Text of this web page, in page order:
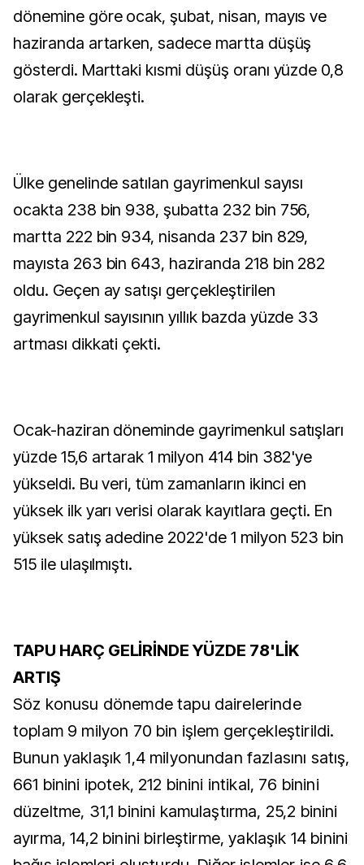
dönemine göre ocak, şubat, nisan, mayıs ve
haziranda artarken, sadece martta düşüş
gösterdi. Marttaki kısmi düşüş oranı yüzde 0,8
olarak gerçekleşti.
Ülke genelinde satılan gayrimenkul sayısı
ocakta 238 bin 938, şubatta 232 bin 756,
martta 222 bin 934, nisanda 237 bin 829,
mayısta 263 bin 643, haziranda 218 bin 282
oldu. Geçen ay satışı gerçekleştirilen
gayrimenkul sayısının yıllık bazda yüzde 33
artması dikkati çekti.
Ocak-haziran döneminde gayrimenkul satışları
yüzde 15,6 artarak 1 milyon 414 bin 382'ye
yükseldi. Bu veri, tüm zamanların ikinci en
yüksek ilk yarı verisi olarak kayıtlara geçti. En
yüksek satış adedine 2022'de 1 milyon 523 bin
515 ile ulaşılmıştı.
TAPU HARÇ GELİRİNDE YÜZDE 78'LİK
ARTIŞ
Söz konusu dönemde tapu dairelerinde
toplam 9 milyon 70 bin işlem gerçekleştirildi.
Bunun yaklaşık 1,4 milyonundan fazlasını satış,
661 binini ipotek, 212 binini intikal, 76 binini
düzeltme, 31,1 binini kamulaştırma, 25,2 binini
ayırma, 14,2 binini birleştirme, yaklaşık 14 binini